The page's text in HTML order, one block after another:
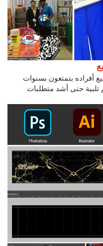
أفراده يتمتعون بسنوات
حتى أشدمتطلبات